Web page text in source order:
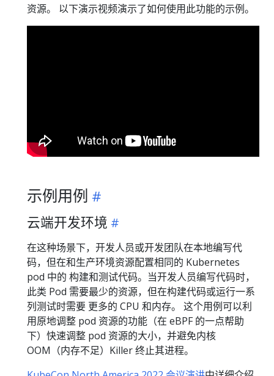
资源。 以下演示视频演示了如何使用此功能的示例。
示例用例
云端开发环境
在这种场景下，开发人员或开发团队在本地编写代
码，但在和生产环境资源配置相同的 Kubernetes
pod 中的 构建和测试代码。当开发人员编写代码时，
此类 Pod 需要最少的资源，但在构建代码或运行一系
列测试时需要 更多的 CPU 和内存。 这个用例可以利
用原地调整 pod 资源的功能（在 eBPF 的一点帮助
下）快速调整 pod 资源的大小，并避免内核
OOM（内存不足）Killer 终止其进程。